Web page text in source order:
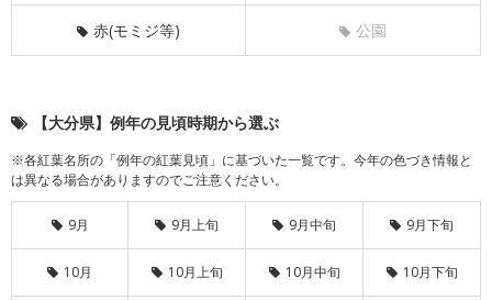
赤(モミジ等) 公園
【大分県】例年の見頃時期から選ぶ
※各紅葉名所の「例年の紅葉見頃」に基づいた一覧です。今年の色づき情報と
は異なる場合がありますのでご注意ください。
9月 9月上旬 9月中旬 9月下旬
10月 10月上旬 10月中旬 10月下旬